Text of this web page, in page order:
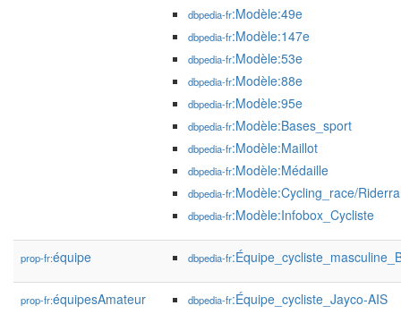
dbpedia-fr:Modèle:49e
dbpedia-fr:Modèle:147e
dbpedia-fr:Modèle:53e
dbpedia-fr:Modèle:88e
dbpedia-fr:Modèle:95e
dbpedia-fr:Modèle:Bases_sport
dbpedia-fr:Modèle:Maillot
dbpedia-fr:Modèle:Médaille
dbpedia-fr:Modèle:Cycling_race/
dbpedia-fr:Modèle:Infobox_Cycliste
prop-fr:équipe dbpedia-fr
prop-fr:équipesAmateur dbpedia-fr:Équipe_cycliste_Jayco-AIS